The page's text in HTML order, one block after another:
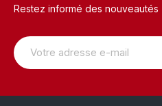
Restez informé des nouveautés